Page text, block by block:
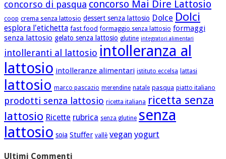
concorso di pasqua concorso Mai Dire Lattosio
coop crema senza lattosio dessert senza lattosio Dolce Dolci
esplora l'etichetta fast food formaggio senza lattosio formaggi
senza lattosio gelato senza lattosio glutine integratori alimentari
intolleranti al lattosio intolleranza al
lattosio intolleranze alimentari istituto eccelsa lattasi
lattosio marco pascazio merendine natale pasqua piatto italiano
prodotti senza lattosio ricetta italiana ricetta senza
lattosio Ricette rubrica senza glutine senza
lattosio soia Stuffer vallè vegan yogurt
Ultimi Commenti